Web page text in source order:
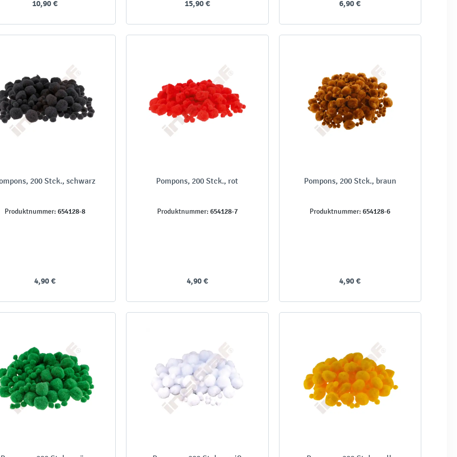
10,90 € 15,90 € 6,90 €
200 Stck., schwarz
Produktnummer: 654128-8
4,90 €
Pompons, 200 Stck., rot
Produktnummer: 654128-7
4,90 €
Pompons, 200 Stck., braun
Produktnummer: 654128-6
4,90 €